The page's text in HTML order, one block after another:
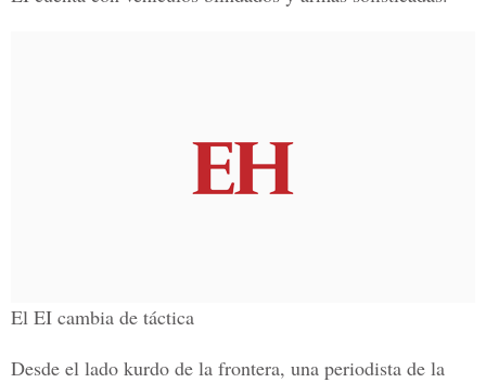
El EI cambia de táctica
Desde el lado kurdo de la frontera, una periodista de la